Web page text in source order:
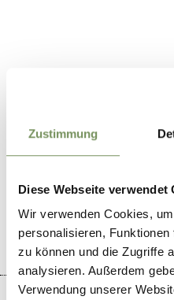
Zustimmung
Diese Webseite verwendet
Wir verwenden Cookies,
personalisieren,
zu können und die Zugriffe
analysieren. Außerdem
Verwendung unserer
WAS DE INHOUD